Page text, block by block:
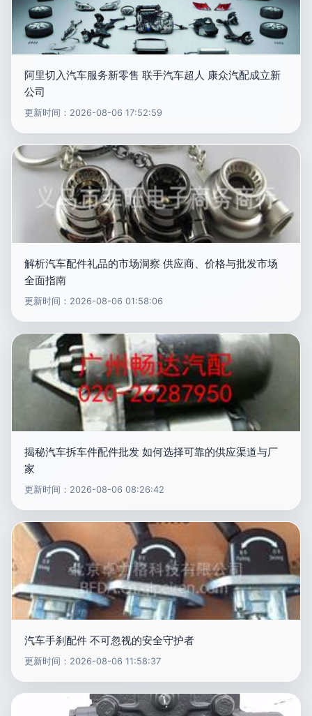
阿里切入汽车服务新零售 联手汽车超人 康众汽配成立新
公司
更新时间：2026-08-06 17:52:59
解析汽车配件礼品的市场洞察 供应商、价格与批发市场
全面指南
更新时间：2026-08-06 01:58:06
揭秘汽车拆车件配件批发 如何选择可靠的供应渠道与厂
家
更新时间：2026-08-06 08:26:42
汽车手刹配件 不可忽视的安全守护者
更新时间：2026-08-06 11:58:37